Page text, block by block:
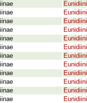
Eunidiini
Eunidiini
Eunidiini
Eunidiini
Eunidiini
Eunidiini
Eunidiini
Eunidiini
Eunidiini
Eunidiini
Eunidiini
Eunidiini